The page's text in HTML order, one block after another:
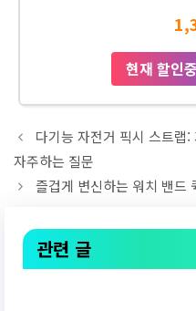
현재 할인
다기능 자전거 픽시 스트랩
자주하는 질문
즐겁게 변신하는 워치 밴드
관련 글